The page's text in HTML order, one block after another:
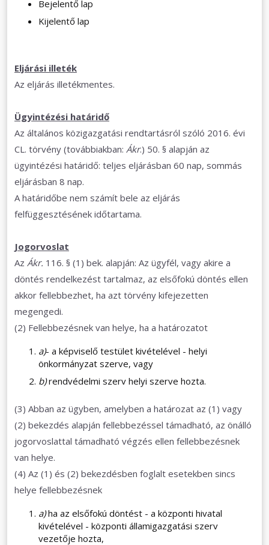
Bejelentő lap
Kijelentő lap
Eljárási illeték
Az eljárás illetékmentes.
Ügyintézési határidő
Az általános közigazgatási rendtartásról szóló 2016. évi
CL. törvény (továbbiakban: Ákr.) 50. § alapján az
ügyintézési határidő: teljes eljárásban 60 nap, sommás
eljárásban 8 nap.
A határidőbe nem számít bele az eljárás
felfüggesztésének időtartama.
Jogorvoslat
Az Ákr. 116. § (1) bek. alapján: Az ügyfél, vagy akire a
döntés rendelkezést tartalmaz, az elsőfokú döntés ellen
akkor fellebbezhet, ha azt törvény kifejezetten
megengedi.
(2) Fellebbezésnek van helye, ha a határozatot
a)- a képviselő testület kivételével - helyi
önkormányzat szerve, vagy
b)rendvédelmi szerv helyi szerve hozta.
(3) Abban az ügyben, amelyben a határozat az (1) vagy
(2) bekezdés alapján fellebbezéssel támadható, az önálló
jogorvoslattal támadható végzés ellen fellebbezésnek
van helye.
(4) Az (1) és (2) bekezdésben foglalt esetekben sincs
helye fellebbezésnek
a)ha az elsőfokú döntést - a központi hivatal
kivételével - központi államigazgatási szerv
vezetője hozta,